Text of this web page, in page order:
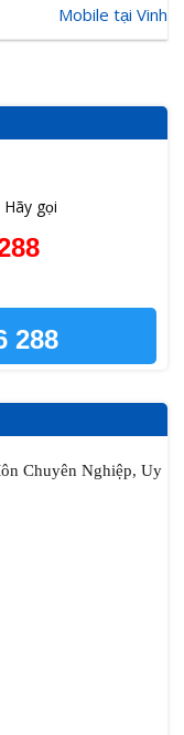
Mobile tại Vinh
gọi
288